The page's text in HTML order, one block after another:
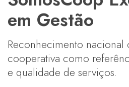
em Gestão
Reconhecimento nacional
cooperativa como
e qualidade de serviços.